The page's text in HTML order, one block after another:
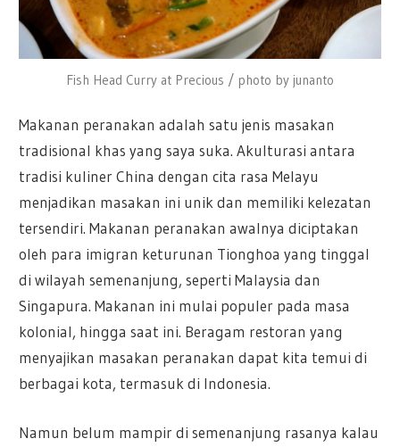
Fish Head Curry at Precious / photo by junanto
Makanan peranakan adalah satu jenis masakan
tradisional khas yang saya suka. Akulturasi antara
tradisi kuliner China dengan cita rasa Melayu
menjadikan masakan ini unik dan memiliki kelezatan
tersendiri. Makanan peranakan awalnya diciptakan
oleh para imigran keturunan Tionghoa yang tinggal
di wilayah semenanjung, seperti Malaysia dan
Singapura. Makanan ini mulai populer pada masa
kolonial, hingga saat ini. Beragam restoran yang
menyajikan masakan peranakan dapat kita temui di
berbagai kota, termasuk di Indonesia.
Namun belum mampir di semenanjung rasanya kalau